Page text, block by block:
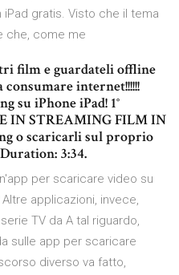
gratis. Visto che il tema
che, come me
film e guardateli offline
consumare internet!!!!!!
su iPhone iPad! 1°
IN STREAMING FILM IN
o scaricarli sul proprio
3:34.
per scaricare video su
applicazioni, invece,
TV da A tal riguardo,
sulle app per scaricare
diverso va fatto,